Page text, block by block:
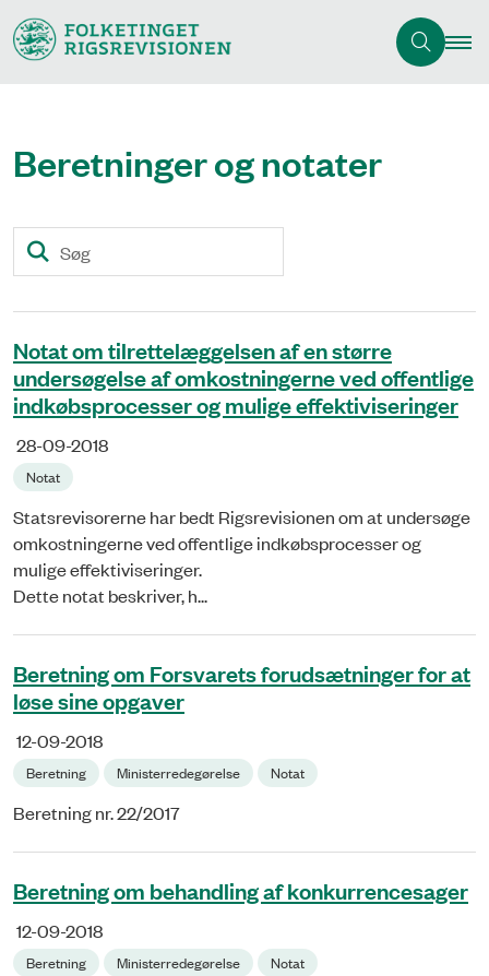
Beretninger og notater
Notat om tilrettelæggelsen af en større
undersøgelse af omkostningerne ved offentlige
indkøbsprocesser og mulige effektiviseringer
28-09-2018
Notat
Statsrevisorerne har bedt Rigsrevisionen om at undersøge
omkostningerne ved offentlige indkøbsprocesser og
mulige effektiviseringer.
Dette notat beskriver, h...
Beretning om Forsvarets forudsætninger for at
løse sine opgaver
12-09-2018
Beretning Ministerredegørelse Notat
Beretning nr. 22/2017
Beretning om behandling af konkurrencesager
12-09-2018
Beretning Ministerredegørelse Notat